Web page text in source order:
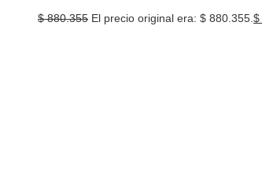
$880.355 El precio original era: $ 880.355. $